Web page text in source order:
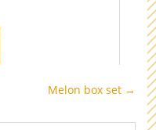
Melon box set→